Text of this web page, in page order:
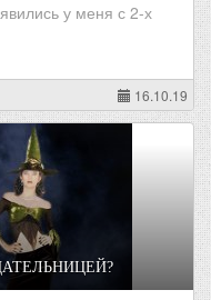
у меня с 2-х
16.10.19